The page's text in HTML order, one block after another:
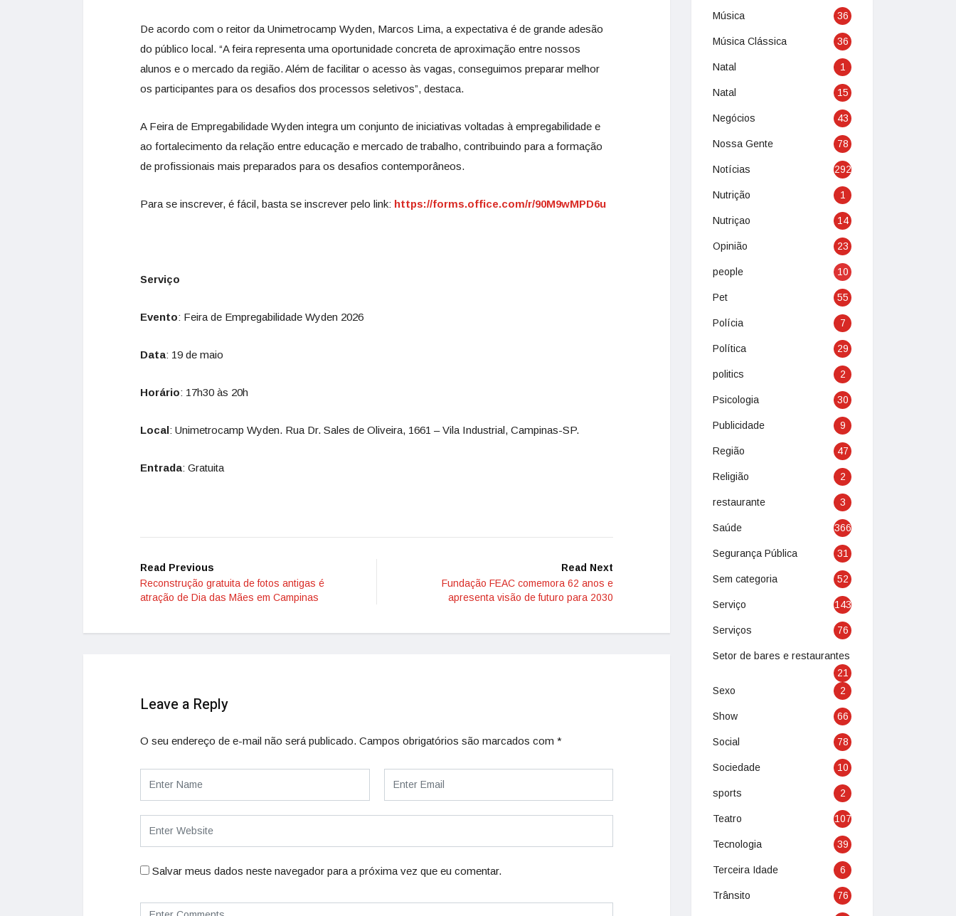
De acordo com o reitor da Unimetrocamp Wyden, Marcos Lima, a expectativa é de grande adesão
do público local. “A feira representa uma oportunidade concreta de aproximação entre nossos
alunos e o mercado da região. Além de facilitar o acesso às vagas, conseguimos preparar melhor
os participantes para os desafios dos processos seletivos”, destaca.
A Feira de Empregabilidade Wyden integra um conjunto de iniciativas voltadas à empregabilidade e
ao fortalecimento da relação entre educação e mercado de trabalho, contribuindo para a formação
de profissionais mais preparados para os desafios contemporâneos.
Para se inscrever, é fácil, basta se inscrever pelo link: https://forms.office.com/r/90M9wMPD6u
Serviço
Evento: Feira de Empregabilidade Wyden 2026
Data: 19 de maio
Horário: 17h30 às 20h
Local: Unimetrocamp Wyden. Rua Dr. Sales de Oliveira, 1661 – Vila Industrial, Campinas-SP.
Entrada: Gratuita
Read Previous
Reconstrução gratuita de fotos antigas é
atração de Dia das Mães em Campinas
Read Next
Fundação FEAC comemora 62 anos e
apresenta visão de futuro para 2030
Leave a Reply
O seu endereço de e-mail não será publicado. Campos obrigatórios são marcados com *
Salvar meus dados neste navegador para a próxima vez que eu comentar.
Música 36
Música Clássica 36
Natal 1
Natal 15
Negócios 43
Nossa Gente 78
Notícias 292
Nutrição 1
Nutriçao 14
Opinião 23
people 10
Pet 55
Polícia 7
Política 29
politics 2
Psicologia 30
Publicidade 9
Região 47
Religião 2
restaurante 3
Saúde 366
Segurança Pública 31
Sem categoria 52
Serviço 143
Serviços 76
Setor de bares e restaurantes
21
Sexo
2
Show 66
Social 78
Sociedade 10
sports 2
Teatro 107
Tecnologia 39
Terceira Idade 6
Trânsito 76